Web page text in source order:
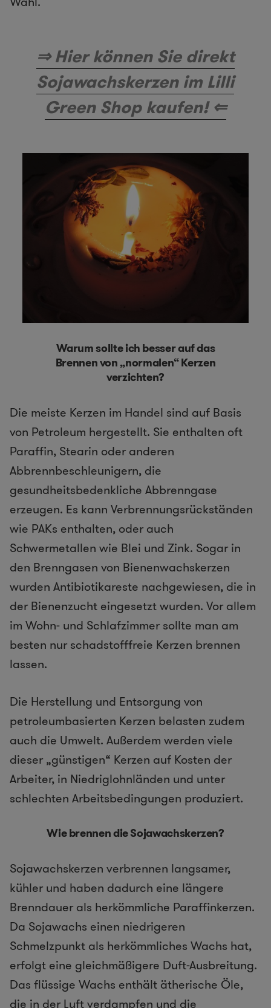
⇒ Hier können Sie direkt
Sojawachskerzen im Lilli
Green Shop kaufen! ⇐
Warum sollte ich besser auf das
Brennen von „normalen“ Kerzen
verzichten?
Die meiste Kerzen im Handel sind auf Basis
von Petroleum hergestellt. Sie enthalten oft
Paraffin, Stearin oder anderen
Abbrennbeschleunigern, die
gesundheitsbedenkliche Abbrenngase
erzeugen. Es kann Verbrennungsrückständen
wie PAKs enthalten, oder auch
Schwermetallen wie Blei und Zink. Sogar in
den Brenngasen von Bienenwachskerzen
wurden Antibiotikareste nachgewiesen, die in
der Bienenzucht eingesetzt wurden. Vor allem
im Wohn- und Schlafzimmer sollte man am
besten nur schadstofffreie Kerzen brennen
lassen.
Die Herstellung und Entsorgung von
petroleumbasierten Kerzen belasten zudem
auch die Umwelt. Außerdem werden viele
dieser „günstigen“ Kerzen auf Kosten der
Arbeiter, in Niedriglohnländen und unter
schlechten Arbeitsbedingungen produziert.
Wie brennen die Sojawachskerzen?
Sojawachskerzen verbrennen langsamer,
kühler und haben dadurch eine längere
Brenndauer als herkömmliche Paraffinkerzen.
Da Sojawachs einen niedrigeren
Schmelzpunkt als herkömmliches Wachs hat,
erfolgt eine gleichmäßigere Duft-Ausbreitung.
Das flüssige Wachs enthält ätherische Öle,
die in der Luft verdampfen und die